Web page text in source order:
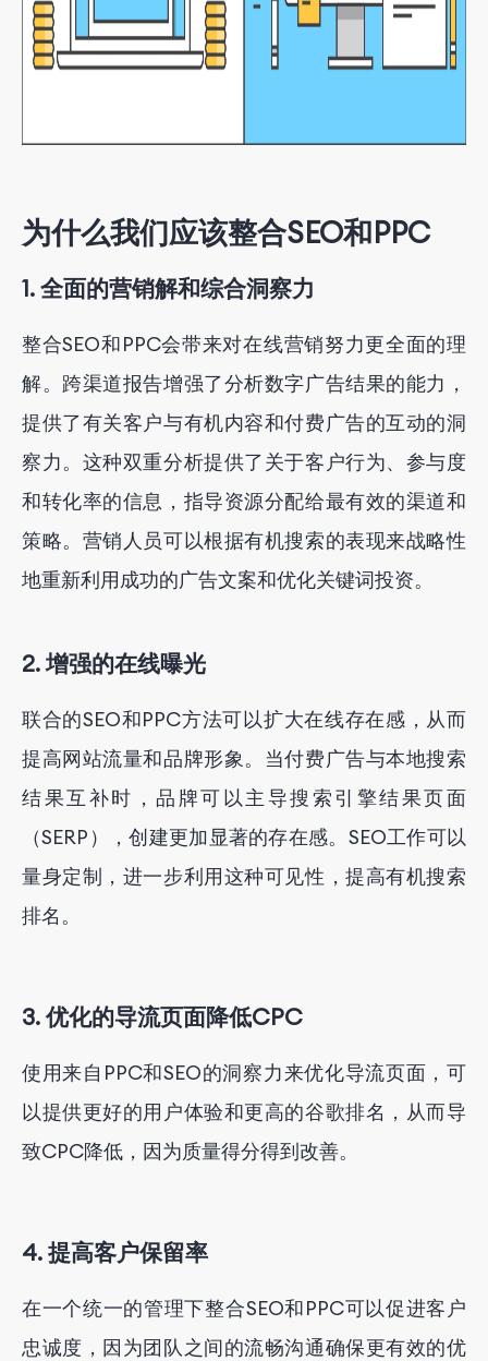
为什么我们应该整合SEO和PPC
1. 全面的营销解和综合洞察力
整合SEO和PPC会带来对在线营销努力更全面的理
解。跨渠道报告增强了分析数字广告结果的能力，
提供了有关客户与有机内容和付费广告的互动的洞
察力。这种双重分析提供了关于客户行为、参与度
和转化率的信息，指导资源分配给最有效的渠道和
策略。营销人员可以根据有机搜索的表现来战略性
地重新利用成功的广告文案和优化关键词投资。
2. 增强的在线曝光
联合的SEO和PPC方法可以扩大在线存在感，从而
提高网站流量和品牌形象。当付费广告与本地搜索
结果互补时，品牌可以主导搜索引擎结果页面
（SERP），创建更加显著的存在感。SEO工作可以
量身定制，进一步利用这种可见性，提高有机搜索
排名。
3. 优化的导流页面降低CPC
使用来自PPC和SEO的洞察力来优化导流页面，可
以提供更好的用户体验和更高的谷歌排名，从而导
致CPC降低，因为质量得分得到改善。
4. 提高客户保留率
在一个统一的管理下整合SEO和PPC可以促进客户
忠诚度，因为团队之间的流畅沟通确保更有效的优